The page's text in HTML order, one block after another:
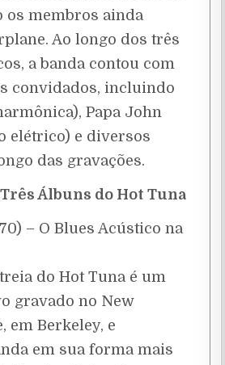
os membros ainda
Ao longo dos três
a banda contou com
convidados, incluindo
Papa John
elétrico) e diversos
das gravações.
Álbuns do Hot Tuna
– O Blues Acústico na
do Hot Tuna é um
gravado no New
em Berkeley, e
em sua forma mais